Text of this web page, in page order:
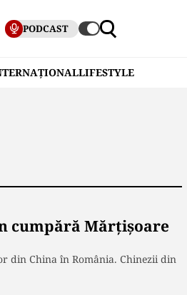
PODCAST
LIFESTYLE
cumpără Mărțișoare
din China în România. Chinezii din